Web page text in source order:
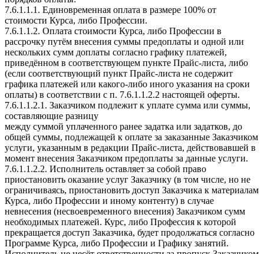
7.6.1.1.1. Единовременная оплата в размере 100% от
стоимости Курса, либо Профессии.
7.6.1.1.2. Оплата стоимости Курса, либо Профессии в
рассрочку путём внесения суммы предоплаты и одной или
нескольких сумм доплаты согласно графику платежей,
приведённом в соответствующем пункте Прайс-листа, либо
(если соответствующий пункт Прайс-листа не содержит
графика платежей или какого-либо иного указания на сроки
оплаты) в соответствии с п. 7.6.1.1.2.2 настоящей оферты.
7.6.1.1.2.1. Заказчиком подлежит к уплате сумма или суммы,
составляющие разницу
между суммой уплаченного ранее задатка или задатков, до
общей суммы, подлежащей к оплате за заказанные Заказчиком
услуги, указанным в редакции Прайс-листа, действовавшей в
момент внесения Заказчиком предоплаты за данные услуги.
7.6.1.1.2.2. Исполнитель оставляет за собой право
приостановить оказание услуг Заказчику (в том числе, но не
ограничиваясь, приостановить доступ Заказчика к материалам
Курса, либо Профессии и иному контенту) в случае
невнесения (несвоевременного внесения) Заказчиком сумм
необходимых платежей. Курс, либо Профессия к которой
прекращается доступ Заказчика, будет продолжаться согласно
Программе Курса, либо Профессии и Графику занятий.